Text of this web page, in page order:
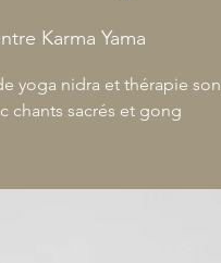
Karma Yama
yoga nidra et thérapie
chants sacrés et gong